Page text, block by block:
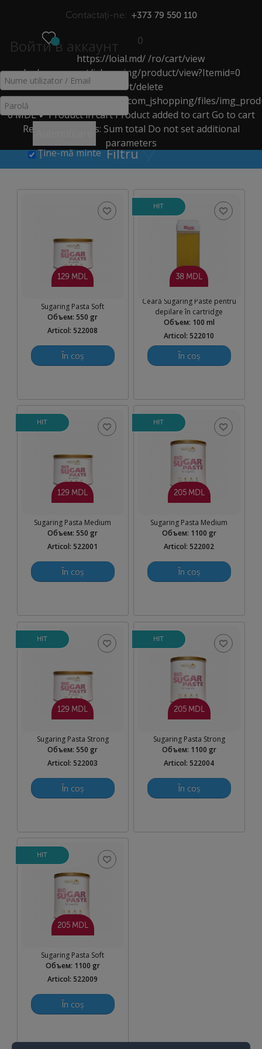
Contactați-ne: +373 79 550 110
Войти в аккаунт
Ţine-mă minte
0
https://loial.md/ /ro/cart/view
/ro/component/jshopping/product/view?Itemid=0
/ro/cart/delete
https://loial.md/components/com_jshopping/files/
0MDL✔ Product in cartProduct added to cart Go to cart
Remove
Products: Sum total Do not set additional
parameters
BIO SUGARING
Acasă > Catalog
Filtru
129 MDL
Sugaring Pasta Soft
Объем:550 gr
Articol: 522008
În coș
HIT
38 MDL
Ceară Sugaring Paste pentru
depilare în cartridge
Объем: 100 ml
Articol: 522010
În coș
HIT
129 MDL
Sugaring Pasta Medium
Объем:550 gr
Articol: 522001
În coș
HIT
205 MDL
Sugaring Pasta Medium
Объем: 1100 gr
Articol: 522002
În coș
HIT
129 MDL
Sugaring Pasta Strong
Объем:550 gr
Articol: 522003
În coș
HIT
205 MDL
Sugaring Pasta Strong
Объем: 1100 gr
Articol: 522004
În coș
HIT
205 MDL
Sugaring Pasta Soft
Объем: 1100 gr
Articol: 522009
În coș